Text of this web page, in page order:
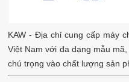
So với các dòng sản phẩm
K12L Dual Inverter khẳng
tính đột phá:
KAW - Địa chỉ cung cấp máy
Việt Nam với đa dạng mẫu
chú trọng vào chất lượng sản